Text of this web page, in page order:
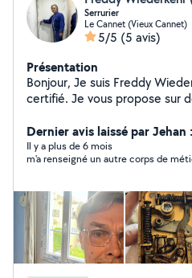
Serrurier
Le Cannet (Vieux Cannet)
5/5 (5 avis)
Présentation
Bonjour, Je suis Freddy
certifié. Je vous propose sur devis mes services
connectée, pour sécuriser et
d'entrée. - Porte blindée. -
PVC, Bois. - Volets roulants,
Dernier avis laissé par Jehan
Il y a plus de 6 mois
m'a renseigné un autre corps de